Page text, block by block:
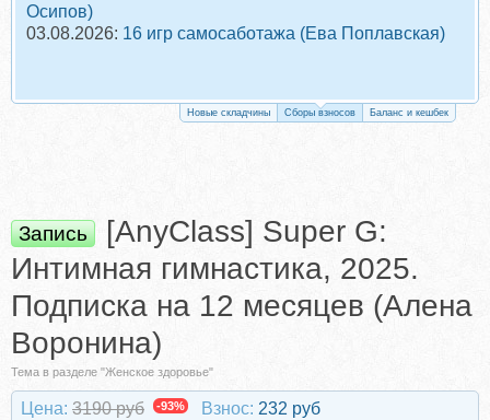
Осипов)
03.08.2026: 16 игр самосаботажа (Ева Поплавская)
Новые складчины Сборы взносов Баланс и кешбек
Запись
[AnyClass] Super G:
Интимная гимнастика, 2025.
Подписка на 12 месяцев (Алена
Воронина)
Тема в разделе "Женское здоровье"
Цена: 3190 руб -93% Взнос: 232 руб